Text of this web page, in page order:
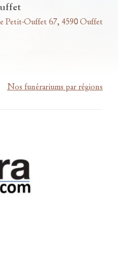
Petit-Ouffet 67, 4590 Ouffet
Nos funérariums par régions